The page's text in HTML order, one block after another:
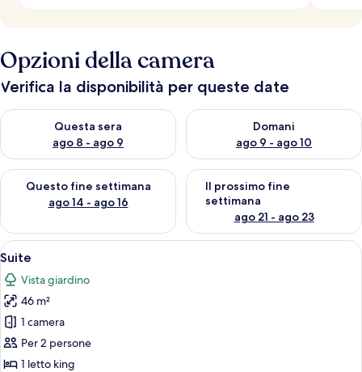
Opzioni della camera
Verifica la disponibilità per queste date
Questa sera
ago 8 - ago 9
Verifica la disponibilità per questa sera, ago 8 - ago 9
Domani
ago 9 - ago 10
Verifica la disponibilità per
Questo fine settimana
ago 14 - ago 16
Verifica la disponibilità per questo fine settimana, ago 14 -
Il prossimo fine
settimana
ago 21 - ago 23
Verifica la disponibilità per il
Apri
tutte
le
foto
per
Suite
Suite | Biancheria da letto di alta
11
Suite
Vista giardino
46 m²
1 camera
Per 2 persone
1 letto king